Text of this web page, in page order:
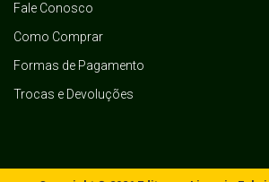
Fale Conosco
Como Comprar
Formas de Pagamento
Trocas e Devoluções